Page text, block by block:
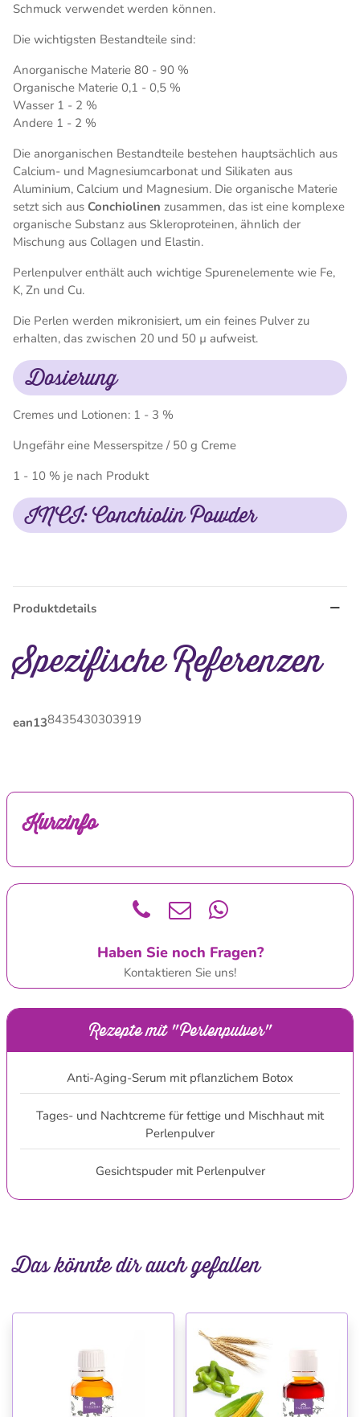
Schmuck verwendet werden können.
Die wichtigsten Bestandteile sind:
Anorganische Materie 80 - 90 %
Organische Materie 0,1 - 0,5 %
Wasser 1 - 2 %
Andere 1 - 2 %
Die anorganischen Bestandteile bestehen hauptsächlich aus
Calcium- und Magnesiumcarbonat und Silikaten aus
Aluminium, Calcium und Magnesium. Die organische Materie
setzt sich aus Conchiolinen zusammen, das ist eine komplexe
organische Substanz aus Skleroproteinen, ähnlich der
Mischung aus Collagen und Elastin.
Perlenpulver enthält auch wichtige Spurenelemente wie Fe,
K, Zn und Cu.
Die Perlen werden mikronisiert, um ein feines Pulver zu
erhalten, das zwischen 20 und 50 µ aufweist.
Dosierung
Cremes und Lotionen: 1 - 3 %
Ungefähr eine Messerspitze / 50 g Creme
1 - 10 % je nach Produkt
INCI: Conchiolin Powder
Produktdetails
Spezifische Referenzen
ean138435430303919
Kurzinfo
Haben Sie noch Fragen?
Kontaktieren Sie uns!
Rezepte mit "Perlenpulver"
Anti-Aging-Serum mit pflanzlichem Botox
Tages- und Nachtcreme für fettige und Mischhaut mit
Perlenpulver
Gesichtspuder mit Perlenpulver
Das könnte dir auch gefallen